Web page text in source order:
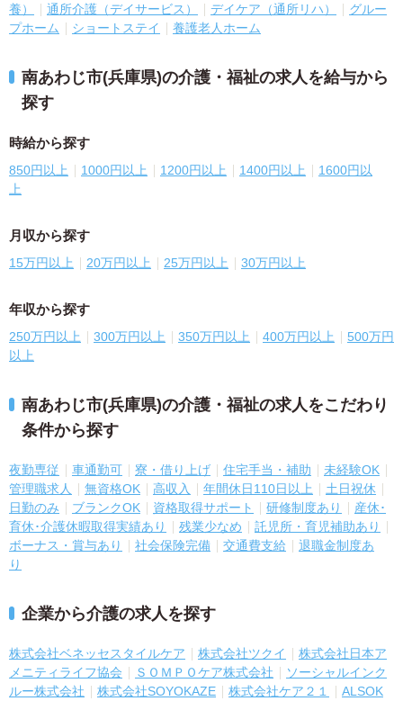
養）
通所介護（デイサービス） デイケア（通所リハ）
グルー
プホーム
ショートステイ 養護老人ホーム
南あわじ市(兵庫県)の介護・福祉の求人を給与から
探す
時給から探す
850円以上 1000円以上 1200円以上 1400円以上
1600円以
上
月収から探す
15万円以上 20万円以上 25万円以上 30万円以上
年収から探す
250万円以上 300万円以上 350万円以上 400万円以上
500万円
以上
南あわじ市(兵庫県)の介護・福祉の求人をこだわり
条件から探す
夜勤専従 車通勤可 寮・借り上げ 住宅手当・補助
未経験OK
管理職求人
無資格OK 高収入 年間休日110日以上
土日祝休
日勤のみ
ブランクOK 資格取得サポート 研修制度あり
産休･
育休･介護休暇取得実績あり
残業少なめ
託児所・育児補助あり
ボーナス・賞与あり
社会保険完備 交通費支給
退職金制度あ
り
企業から介護の求人を探す
株式会社ベネッセスタイルケア 株式会社ツクイ
株式会社日本ア
メニティライフ協会
ＳＯＭＰＯケア株式会社
ソーシャルインク
ルー株式会社
株式会社SOYOKAZE 株式会社ケア２１
ALSOK